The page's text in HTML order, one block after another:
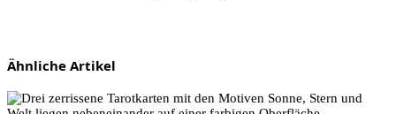
Ähnliche Artikel